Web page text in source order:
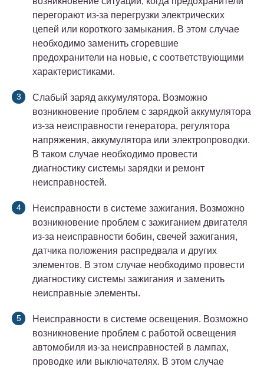
перегорают из-за перегрузки электрических
цепей или короткого замыкания. В этом случае
необходимо заменить сгоревшие
предохранители на новые, с соответствующими
характеристиками.
Слабый заряд аккумулятора. Возможно
возникновение проблем с зарядкой аккумулятора
из-за неисправности генератора, регулятора
напряжения, аккумулятора или электропроводки.
В таком случае необходимо провести
диагностику системы зарядки и ремонт
неисправностей.
Неисправности в системе зажигания. Возможно
возникновение проблем с зажиганием двигателя
из-за неисправности бобин, свечей зажигания,
датчика положения распредвала и других
элементов. В этом случае необходимо провести
диагностику системы зажигания и заменить
неисправные элементы.
Неисправности в системе освещения. Возможно
возникновение проблем с работой освещения
автомобиля из-за неисправностей в лампах,
проводке или выключателях. В этом случае